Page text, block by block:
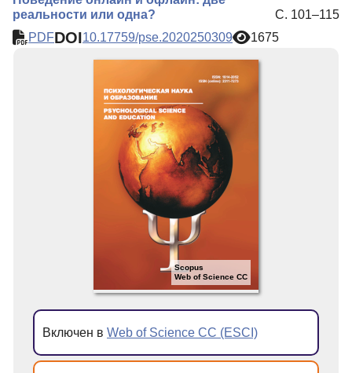
реальности или одна?
С. 101–115
PDFDOI10.17759/pse.2020250309 1675
Scopus
Web of Science CC
Включен в Web of Science CC (ESCI)